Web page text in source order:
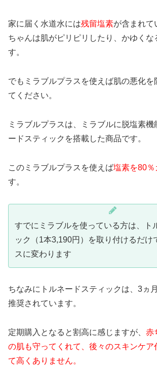
家に届く水道水には残留塩素が含まれて
ちゃんは肌がピリピリしたり、かゆくな
す。
でもミラブルプラスを使えば肌の悪化を
てください。
ミラブルプラスは、ミラブルに脱塩素
ードスティックを搭載した商品です。
このミラブルプラスを使えば塩素を80％
す。
すでにミラブルを使っている方は、ト
ック（1本3,190円）を取り付けるだけ
スに変わります
ちなみにトルネードスティックは、3ヵ
推奨されています。
定期購入となると割高に感じますが、 赤
の肌も守ってくれて、後々のスキンケア
て高くありません。